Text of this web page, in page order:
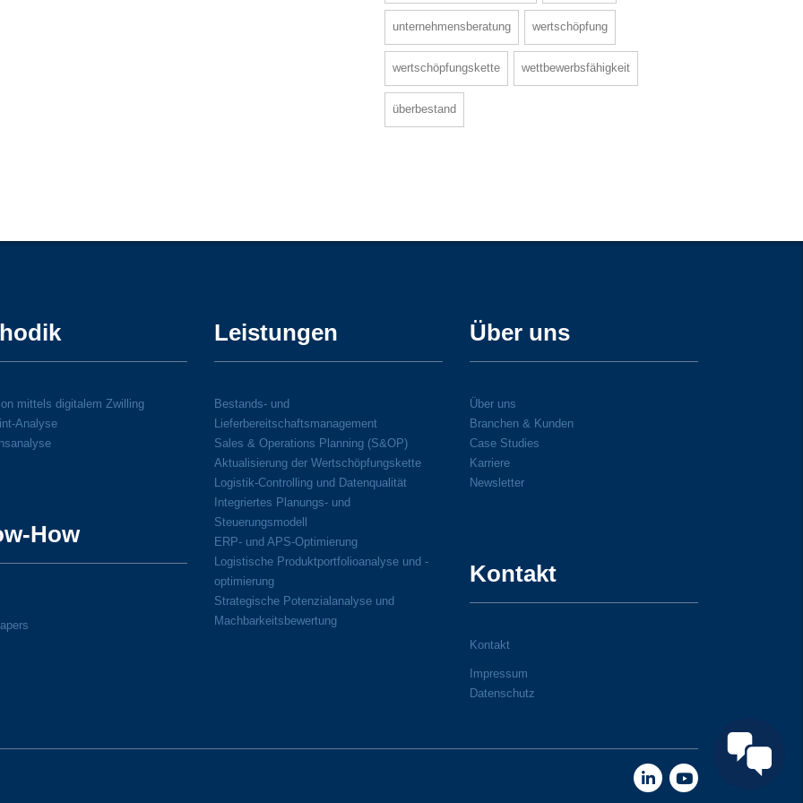
unternehmensberatung wertschöpfung
wertschöpfungskette wettbewerbsfähigkeit
überbestand
mittels digitalem Zwilling
Analyse
How
Leistungen
Bestands- und
Lieferbereitschaftsmanagement
Sales & Operations Planning (S&OP)
Aktualisierung der Wertschöpfungskette
Logistik-Controlling und Datenqualität
Integriertes Planungs- und
Steuerungsmodell
ERP- und APS-Optimierung
Logistische Produktportfolioanalyse und -
optimierung
Strategische Potenzialanalyse und
Machbarkeitsbewertung
Über uns
Über uns
Branchen & Kunden
Case Studies
Karriere
Newsletter
Kontakt
Kontakt
Impressum
Datenschutz